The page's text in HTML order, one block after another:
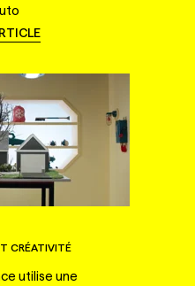
CRÉATIVITÉ
utilise une